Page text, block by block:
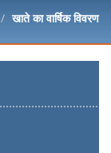
खाते का वार्षिक विवरण